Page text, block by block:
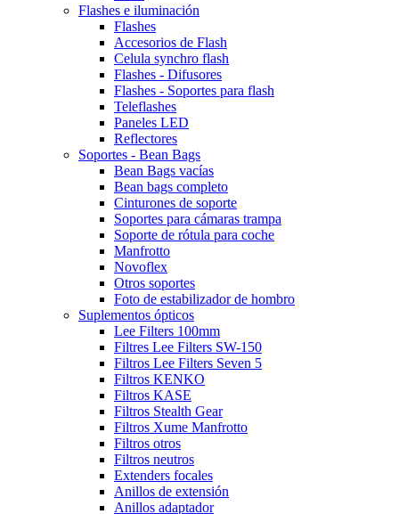
Flashes e iluminación
Flashes
Accesorios de Flash
Celula synchro flash
Flashes - Difusores
Flashes - Soportes para flash
Teleflashes
Paneles LED
Reflectores
Soportes - Bean Bags
Bean Bags vacías
Bean bags completo
Cinturones de soporte
Soportes para cámaras trampa
Soporte de rótula para coche
Manfrotto
Novoflex
Otros soportes
Foto de estabilizador de hombro
Suplementos ópticos
Lee Filters 100mm
Filtres Lee Filters SW-150
Filtros Lee Filters Seven 5
Filtros KENKO
Filtros KASE
Filtros Stealth Gear
Filtros Xume Manfrotto
Filtros otros
Filtros neutros
Extenders focales
Anillos de extensión
Anillos adaptador